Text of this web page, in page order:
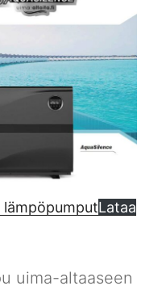
lämpöpumputLataa
uima-altaaseen